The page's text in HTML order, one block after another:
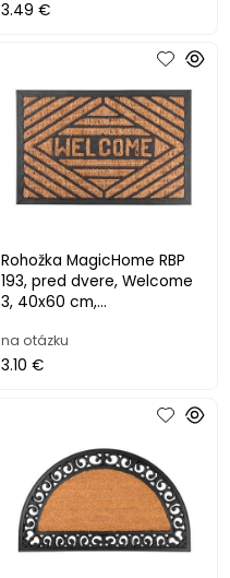
3.49 €
Rohožka MagicHome RBP
193, pred dvere, Welcome
3, 40x60 cm,
na otázku
3.10 €